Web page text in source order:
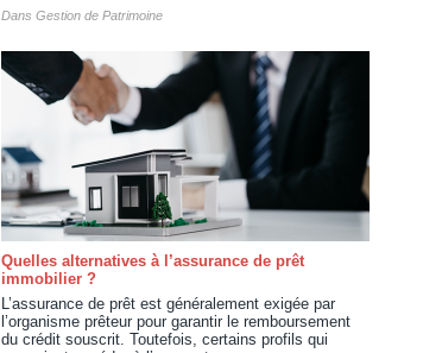
Dans Gestion de Patrimoine
Quelles alternatives à l’assurance de prêt
immobilier ?
L’assurance de prêt est généralement exigée par
l’organisme prêteur pour garantir le remboursement
du crédit souscrit. Toutefois, certains profils qui